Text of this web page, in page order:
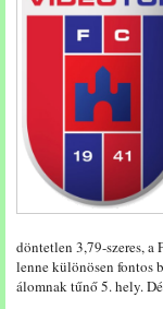
döntetlen 3,79-szeres, a
lenne különösen fontos
álomnak tűnő 5. hely.